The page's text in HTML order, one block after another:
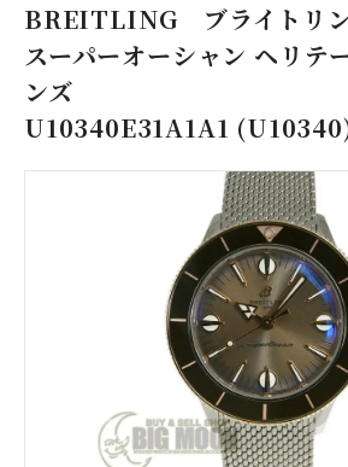
BREITLING ブライトリ
スーパーオーシャン ヘリテ
ンズ
U10340E31A1A1